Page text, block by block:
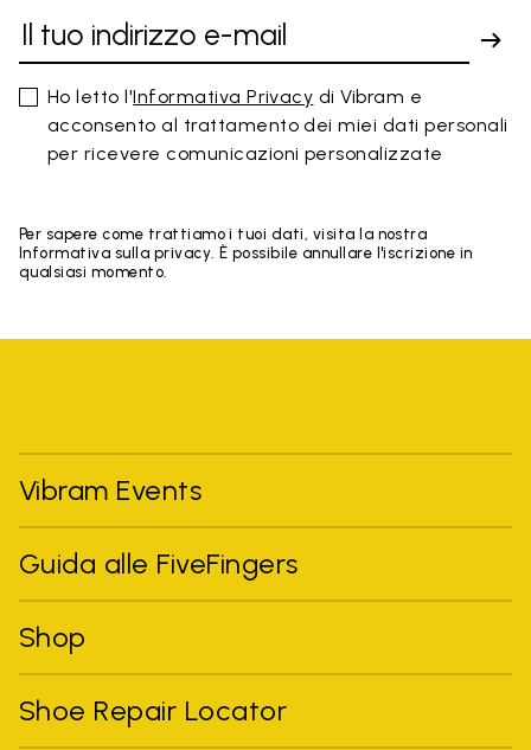
Ho letto l'Informativa Privacy di Vibram e
acconsento al trattamento dei miei dati personali
per ricevere comunicazioni personalizzate
Per sapere come trattiamo i tuoi dati, visita la nostra
Informativa sulla privacy. È possibile annullare l'iscrizione in
qualsiasi momento.
Vibram Events
Guida alle FiveFingers
Shop
Shoe Repair Locator